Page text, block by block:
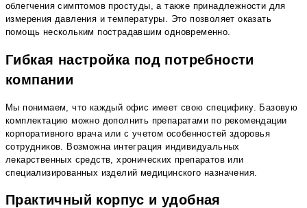
облегчения симптомов простуды, а также принадлежности для
измерения давления и температуры. Это позволяет оказать
помощь нескольким пострадавшим одновременно.
Гибкая настройка под потребности
компании
Мы понимаем, что каждый офис имеет свою специфику. Базовую
комплектацию можно дополнить препаратами по рекомендации
корпоративного врача или с учетом особенностей здоровья
сотрудников. Возможна интеграция индивидуальных
лекарственных средств, хронических препаратов или
специализированных изделий медицинского назначения.
Практичный корпус и удобная